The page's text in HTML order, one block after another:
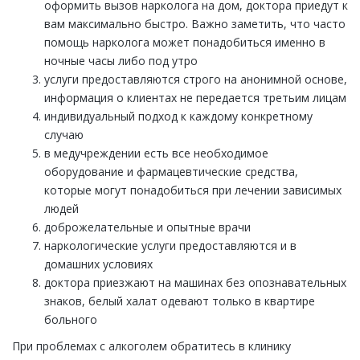
оформить вызов нарколога на дом, доктора приедут к
вам максимально быстро. Важно заметить, что часто
помощь нарколога может понадобиться именно в
ночные часы либо под утро
услуги предоставляются строго на анонимной основе,
информация о клиентах не передается третьим лицам
индивидуальный подход к каждому конкретному
случаю
в медучреждении есть все необходимое
оборудование и фармацевтические средства,
которые могут понадобиться при лечении зависимых
людей
доброжелательные и опытные врачи
наркологические услуги предоставляются и в
домашних условиях
доктора приезжают на машинах без опознавательных
знаков, белый халат одевают только в квартире
больного
При проблемах с алкоголем обратитесь в клинику